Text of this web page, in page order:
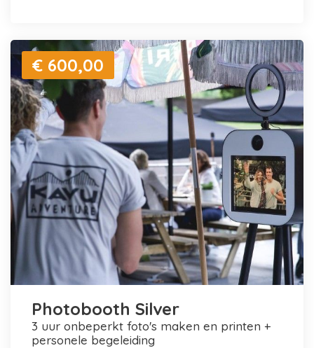
€ 600,00
Photobooth Silver
3 uur onbeperkt foto's maken en printen +
personele begeleiding